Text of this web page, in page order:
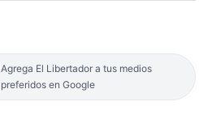
Agrega El Libertador a tus medios
preferidos en Google